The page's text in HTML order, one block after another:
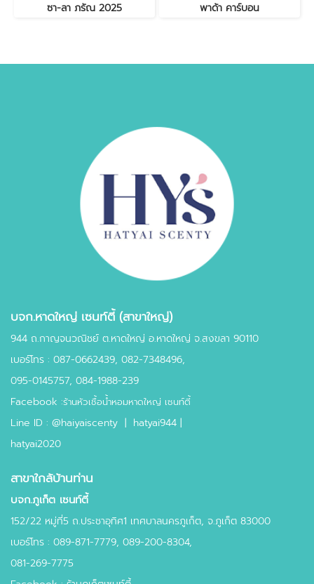
ซา-ลา ภรัณ 2025 พาด้า คาร์บอน
บจก.หาดใหญ่ เซนท์ตี้ (สาขาใหญ่)
944 ถ.กาญจนวณิชย์ ต.หาดใหญ่ อ.หาดใหญ่ จ.สงขลา 90110
เบอร์โทร : 087-0662439, 082-7348496,
095-0145757, 084-1988-239
Facebook :ร้านหัวเชื้อน้ำหอมหาดใหญ่ เซนท์ตี้
Line ID : @haiyaiscenty | hatyai944 |
hatyai2020
สาขาใกล้บ้านท่าน
บจก.ภูเก็ต เซนท์ตี้
152/22 หมู่ที่5 ถ.ประชาอุทิศ1 เทศบาลนครภูเก็ต, จ.ภูเก็ต 83000
เบอร์โทร : 089-871-7779, 089-200-8304,
081-269-7775